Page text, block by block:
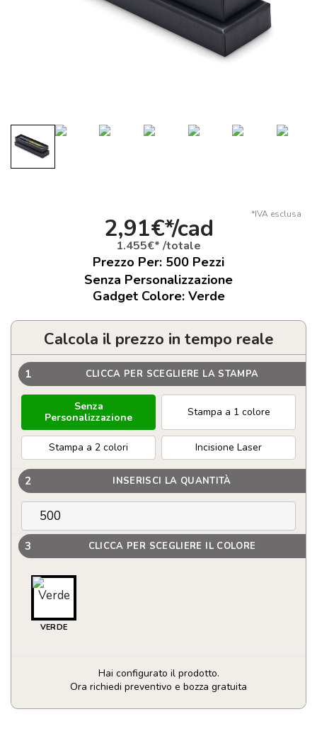
*IVA esclusa
2,91€*/cad
1.455€* /totale
Prezzo Per: 500 Pezzi
Senza Personalizzazione
Gadget Colore: Verde
Calcola il prezzo in tempo reale
1 CLICCA PER SCEGLIERE LA STAMPA
Senza
Personalizzazione
Stampa a 1 colore
Stampa a 2 colori Incisione Laser
2 INSERISCI LA QUANTITÀ
3 CLICCA PER SCEGLIERE IL COLORE
VERDE
Hai configurato il prodotto.
Ora richiedi preventivo e bozza gratuita
Penna